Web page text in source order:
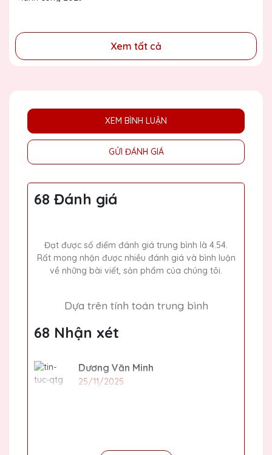
Xem tất cả
XEM BÌNH LUẬN
GỬI ĐÁNH GIÁ
68 Đánh giá
Đạt được số điểm đánh giá trung bình là 4.54.
Rất mong nhận được nhiều đánh giá và bình luận
về những bài viết, sản phẩm của chúng tôi.
Dựa trên tính toán trung bình
68 Nhận xét
Dương Văn Minh
25/11/2025